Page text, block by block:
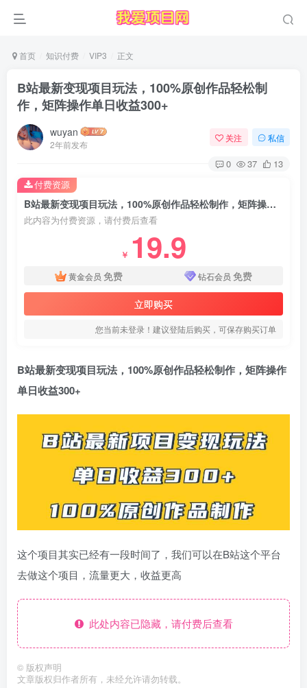
首页 知识付费 VIP3 正文
B站最新变现项目玩法，100%原创作品轻松制
作，矩阵操作单日收益300+
wuyan
2年前发布
关注 私信
0 37 13
B站最新变现项目玩法，100%原创作品轻松制作，矩阵操作单日收益300+
此内容为付费资源，请付费后查看
￥ 19.9
黄金会员 免费 钻石会员 免费
立即购买
您当前未登录！建议登陆后购买，可保存购买订单
付费资源
B站最新变现项目玩法，100%原创作品轻松制作，矩阵操作
单日收益300+
这个项目其实已经有一段时间了，我们可以在B站这个平台
去做这个项目，流量更大，收益更高
此处内容已隐藏，请付费后查看
© 版权声明
文章版权归作者所有，未经允许请勿转载。